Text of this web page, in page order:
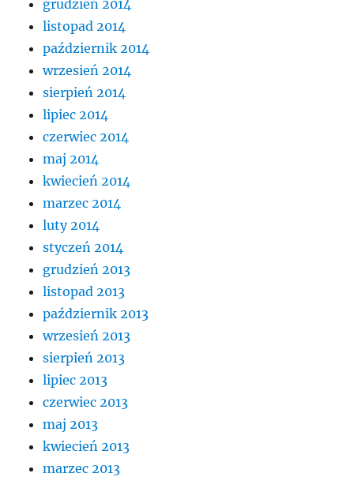
grudzień 2014
listopad 2014
październik 2014
wrzesień 2014
sierpień 2014
lipiec 2014
czerwiec 2014
maj 2014
kwiecień 2014
marzec 2014
luty 2014
styczeń 2014
grudzień 2013
listopad 2013
październik 2013
wrzesień 2013
sierpień 2013
lipiec 2013
czerwiec 2013
maj 2013
kwiecień 2013
marzec 2013